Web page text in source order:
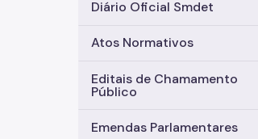
Diário Oficial Smdet
Atos Normativos
Editais de Chamamento
Público
Emendas Parlamentares